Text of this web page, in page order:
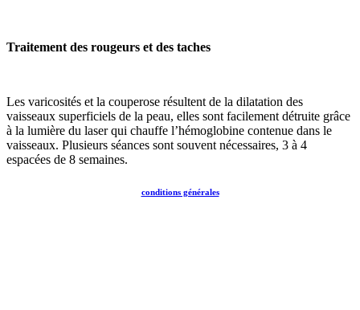
Traitement des rougeurs et des taches
Les varicosités et la couperose résultent de la dilatation des
vaisseaux superficiels de la peau, elles sont facilement détruite grâce
à la lumière du laser qui chauffe l’hémoglobine contenue dans le
vaisseaux. Plusieurs séances sont souvent nécessaires, 3 à 4
espacées de 8 semaines.
conditions générales